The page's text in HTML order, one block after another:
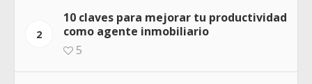
2
10 claves para mejorar tu productividad
como agente inmobiliario
5